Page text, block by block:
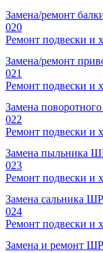
Замена/ремонт
020
Ремонт подвески и
Замена/ремонт
021
Ремонт подвески и
Замена
022
Ремонт подвески и
Замена пыльника
023
Ремонт подвески и
Замена сальника
024
Ремонт подвески и
Замена и ремонт